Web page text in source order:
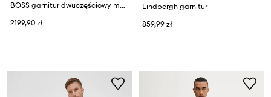
BOSS garnitur dwuczęściowy męski wełniany H-Huge-2Pcs-263
2199,90 zł
Lindbergh garnitur
859,99 zł